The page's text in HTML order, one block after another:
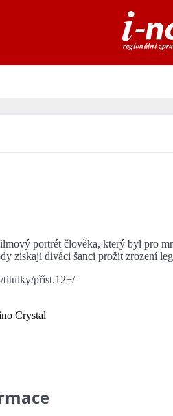
portrét člověka, který byl pro
získají diváci šanci prožít zrození
titulky/příst.12+/
Crystal